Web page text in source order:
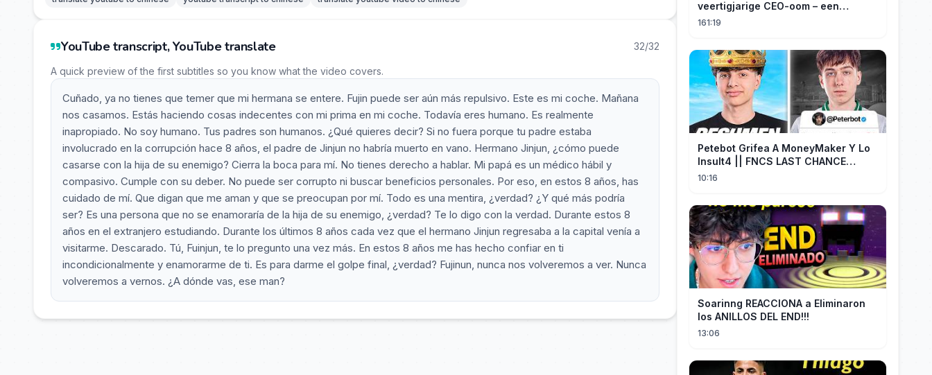
YouTube transcript, YouTube translate 32/32
A quick preview of the first subtitles so you know what the video covers.
Cuñado, ya no tienes que temer que mi hermana se entere. Fujin puede ser aún más repulsivo. Este es mi coche. Mañana
nos casamos. Estás haciendo cosas indecentes con mi prima en mi coche. Todavía eres humano. Es realmente
inapropiado. No soy humano. Tus padres son humanos. ¿Qué quieres decir? Si no fuera porque tu padre estaba
involucrado en la corrupción hace 8 años, el padre de Jinjun no habría muerto en vano. Hermano Jinjun, ¿cómo puede
casarse con la hija de su enemigo? Cierra la boca para mí. No tienes derecho a hablar. Mi papá es un médico hábil y
compasivo. Cumple con su deber. No puede ser corrupto ni buscar beneficios personales. Por eso, en estos 8 años, has
cuidado de mí. Que digan que me aman y que se preocupan por mí. Todo es una mentira, ¿verdad? ¿Y qué más podría
ser? Es una persona que no se enamoraría de la hija de su enemigo, ¿verdad? Te lo digo con la verdad. Durante estos 8
años en el extranjero estudiando. Durante los últimos 8 años cada vez que el hermano Jinjun regresaba a la capital venía a
visitarme. Descarado. Tú, Fuinjun, te lo pregunto una vez más. En estos 8 años me has hecho confiar en ti
incondicionalmente y enamorarme de ti. Es para darme el golpe final, ¿verdad? Fujinun, nunca nos volveremos a ver. Nunca
volveremos a vernos. ¿A dónde vas, ese man?
veertigjarige CEO-oom – een
verborgen monster van acht jaar! Hij
161:19
Petebot Grifea A MoneyMaker Y Lo
Insult4 || FNCS LAST CHANCE
Resumen
10:16
Soarinng REACCIONA a Eliminaron
los ANILLOS DEL END!!!
13:06